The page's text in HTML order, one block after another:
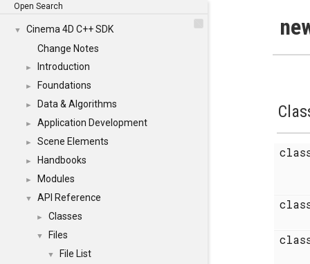
Open Search
▼
Cinema 4D C++ SDK
Change Notes
► Introduction
► Foundations
► Data & Algorithms
► Application Development
► Scene Elements
► Handbooks
► Modules
▼ API Reference
► Classes
▼ Files
▼ File List